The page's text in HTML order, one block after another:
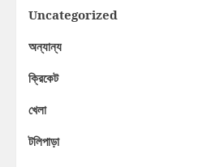
Uncategorized
অন্যান্য
ক্রিকেট
খেলা
টলিপাড়া